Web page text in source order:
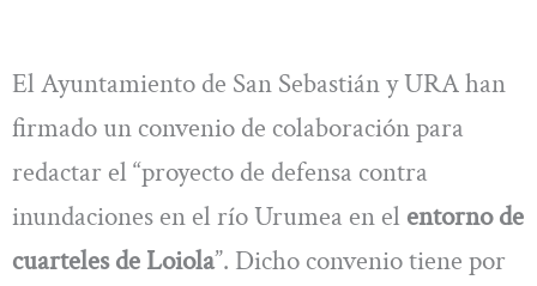
El Ayuntamiento de San Sebastián y URA han
firmado un convenio de colaboración para
redactar el “proyecto de defensa contra
inundaciones en el río Urumea en el entorno de
cuarteles de Loiola”. Dicho convenio tiene por